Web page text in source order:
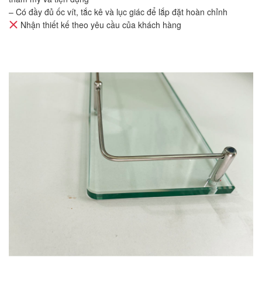
– Có đầy đủ ốc vít, tắc kê và lục giác để lắp đặt hoàn chỉnh
Nhận thiết kế theo yêu cầu của khách hàng